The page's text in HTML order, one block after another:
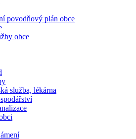
povodňový plán obce
obce
služba, lékárna